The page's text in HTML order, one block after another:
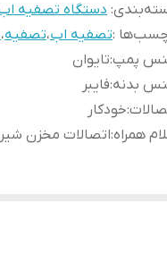
: دستگاه تصفیه
:تصفیه اب،تصفیه،
پمپ:تایوان
بدنه:فایبر
:خودکار
همراه:اتصالات مخزن